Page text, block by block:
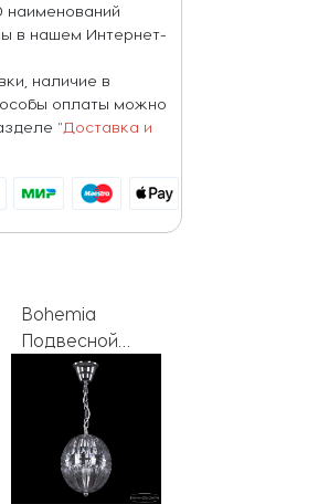
в нашем Интернет-
наличие в
оплаты можно
"Доставка и
Bohemia
Подвесной
светильник
5479 5479/18
Ni Clear/M-1H